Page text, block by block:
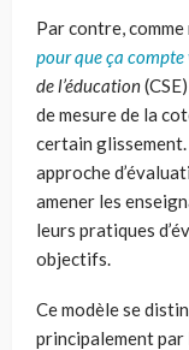
Par contre,
pour que ça
de l’éducation
de mesure de la
certain
approche
amener les
leurs pratiques
objectifs.
Ce modèle se
principalement par